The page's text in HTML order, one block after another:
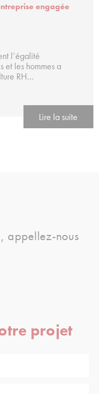
engagée
l’égalité
et les hommes a
RH…
Lire la suite
appellez-nous
projet